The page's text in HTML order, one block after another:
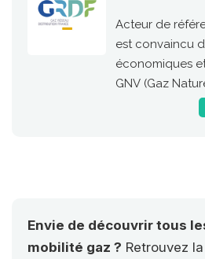
Acteur de
est convaincu
économiques
GNV (Gaz
particulier de
Envie de découvrir tous
mobilité gaz ? Retrouvez la